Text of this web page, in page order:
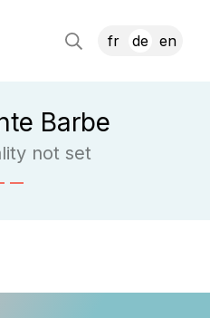
fr de en
Barbe
not set